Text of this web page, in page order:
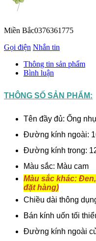
Miền Bắc0376361775
Gọi điện Nhắn tin
Thông tin sản phẩm
Bình luận
THÔNG SỐ SẢN PHẨM:
Tên đầy đủ: Ống
Đường kính ngoài:
Đường kính trong:
Màu sắc: Màu cam
Màu sắc khác:
đặt hàng)
Chiều dài thông
Bán kính uốn tối
Đường kính ngoài